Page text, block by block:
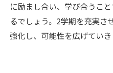
に励まし合い、学び合うこ
るでしょう。2学期を充実さ
強化し、可能性を広げていき